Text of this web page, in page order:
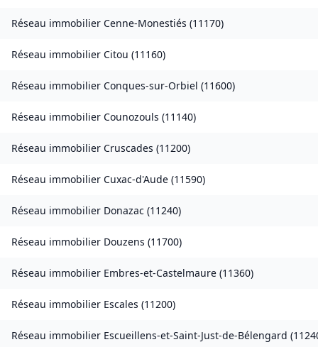
Réseau immobilier Cenne-Monestiés (11170)
Réseau immobilier Citou (11160)
Réseau immobilier Conques-sur-Orbiel (11600)
Réseau immobilier Counozouls (11140)
Réseau immobilier Cruscades (11200)
Réseau immobilier Cuxac-d'Aude (11590)
Réseau immobilier Donazac (11240)
Réseau immobilier Douzens (11700)
Réseau immobilier Embres-et-Castelmaure (11360)
Réseau immobilier Escales (11200)
Réseau immobilier Escueillens-et-Saint-Just-de-Bélengard (